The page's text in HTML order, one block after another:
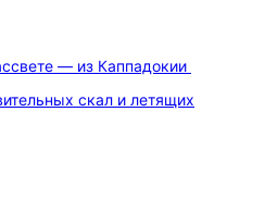
— из Каппадокии
скал и летящих